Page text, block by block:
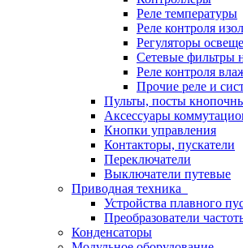
Реле температуры
Реле контроля
Регуляторы
Сетевые фильтры
Реле контроля
Прочие реле и
Пульты, посты
Аксессуары
Кнопки управления
Контакторы, пускатели
Переключатели
Выключатели путевые
Приводная техника
Устройства плавного
Преобразователи
Конденсаторы